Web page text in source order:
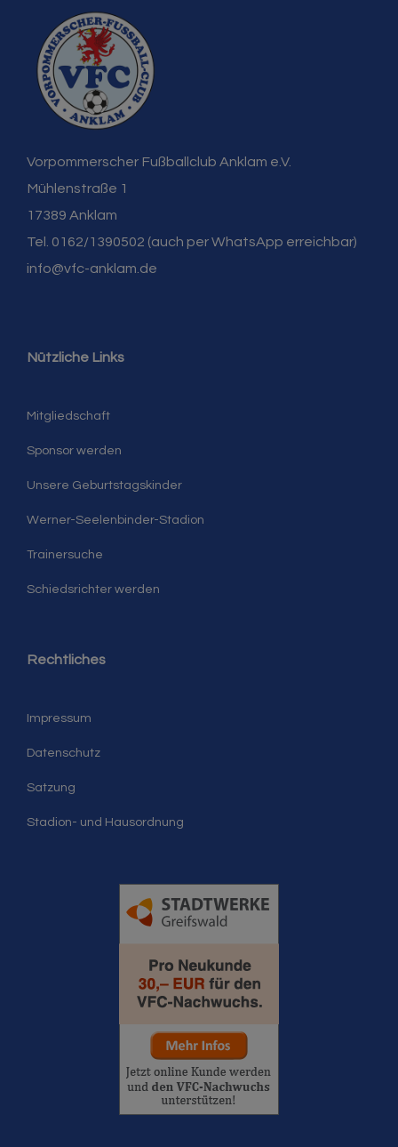
Vorpommerscher Fußballclub Anklam e.V.
Mühlenstraße 1
17389 Anklam
Tel. 0162/1390502 (auch per WhatsApp erreichbar)
info@vfc-anklam.de
Nützliche Links
Mitgliedschaft
Sponsor werden
Unsere Geburtstagskinder
Werner-Seelenbinder-Stadion
Trainersuche
Schiedsrichter werden
Rechtliches
Impressum
Datenschutz
Satzung
Stadion- und Hausordnung